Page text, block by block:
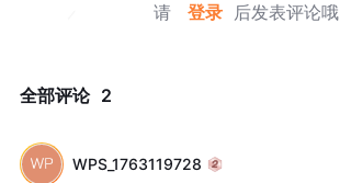
请 登录 后发表评论哦
全部评论 2
WPS_1763119728